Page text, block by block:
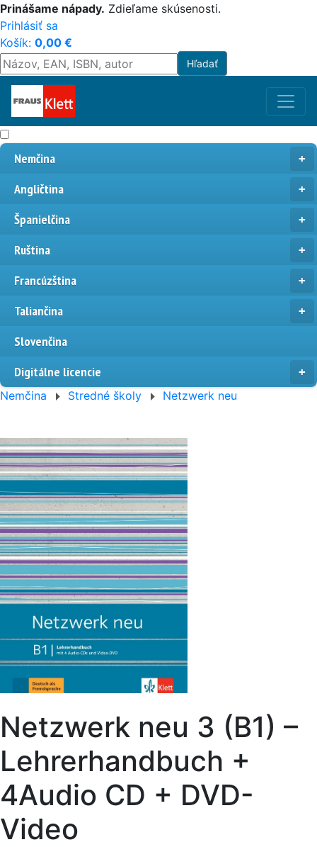
Prinášame nápady. Zdieľame skúsenosti.
Prihlásiť sa
Košík: 0,00 €
Nemčina
Angličtina
Španielčina
Ruština
Francúzština
Taliančina
Slovenčina
Digitálne licencie
Nemčina Stredné školy Netzwerk neu
Netzwerk neu 3 (B1) –
Lehrerhandbuch +
4Audio CD + DVD-
Video